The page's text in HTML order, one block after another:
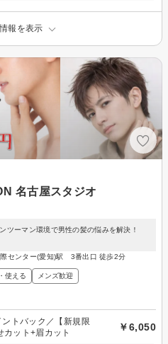
報を表示
名古屋スタジオ
ツーマン環境で男性の髪の悩みを解決！
センター(愛知)駅 3番出口 徒歩2分
使える メンズ歓迎
トバック／【新規限
カット+眉カット
￥6,050